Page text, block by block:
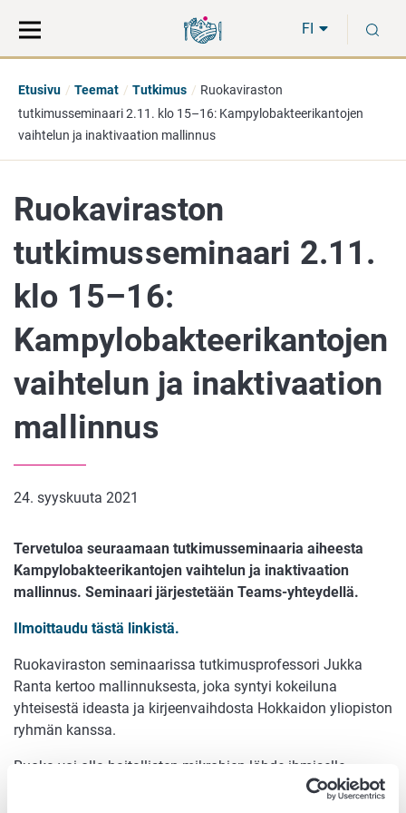
suoraan
sisältöön
koko
sivuston
FI
Etusivu Teemat Tutkimus
Ruokaviraston
tutkimusseminaari 2.11. klo 15–16: Kampylobakteerikantojen
vaihtelun ja inaktivaation mallinnus
Ruokaviraston
tutkimusseminaari 2.11.
klo 15–16:
Kampylobakteerikantojen
vaihtelun ja inaktivaation
mallinnus
24. syyskuuta 2021
Tervetuloa seuraamaan tutkimusseminaaria aiheesta
Kampylobakteerikantojen vaihtelun ja inaktivaation
mallinnus. Seminaari järjestetään Teams-yhteydellä.
Ilmoittaudu tästä linkistä.
Ruokaviraston seminaarissa tutkimusprofessori Jukka
Ranta kertoo mallinnuksesta, joka syntyi kokeiluna
yhteisestä ideasta ja kirjeenvaihdosta Hokkaidon yliopiston
ryhmän kanssa.
Ruoka voi olla haitallisten mikrobien lähde ihmiselle.
Kampylobakteerien säilyvyys vaihtelee bakteerikannoittain